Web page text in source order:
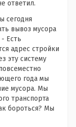
ответил.
сегодня
вывоз мусора
Есть
адрес стройки
эту систему
года мы
мусора. Мы
транспорта
бороться? Мы